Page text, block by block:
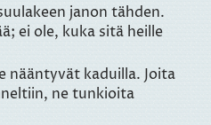
janon tähden.
ei ole, kuka sitä heille
nääntyvät kaduilla. Joita
ne tunkioita